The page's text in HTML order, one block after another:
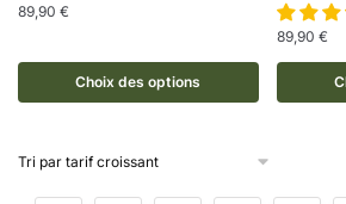
89,90 €
Choix des options
89,90 €